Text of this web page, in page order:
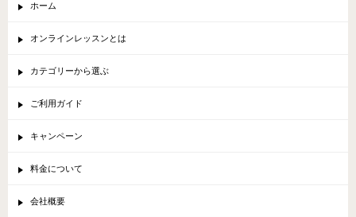
ホーム
オンラインレッスンとは
カテゴリーから選ぶ
ご利用ガイド
キャンペーン
料金について
会社概要